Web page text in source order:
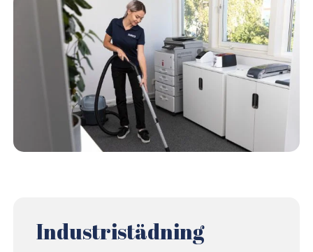
Industristädning